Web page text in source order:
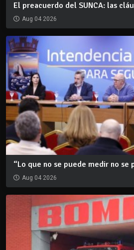
El preacuerdo del SUNCA: las
Aug 04 2026
“Lo que no se puede medir no se
Aug 04 2026